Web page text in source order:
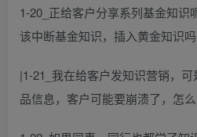
1-20_正给客户分享系列基金知识
该中断基金知识，插入黄金知识
|1-21_我在给客户发知识营销，
品信息，客户可能要崩溃了，怎